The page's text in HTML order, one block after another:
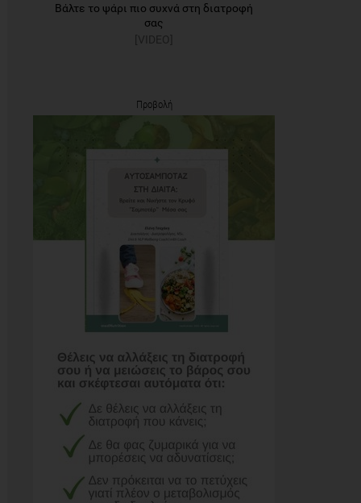
Βάλτε το ψάρι πιο συχνά στη διατροφή
σας
[VIDEO]
Προβολή